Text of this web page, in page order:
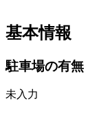
基本情報
駐車場の有無
未入力